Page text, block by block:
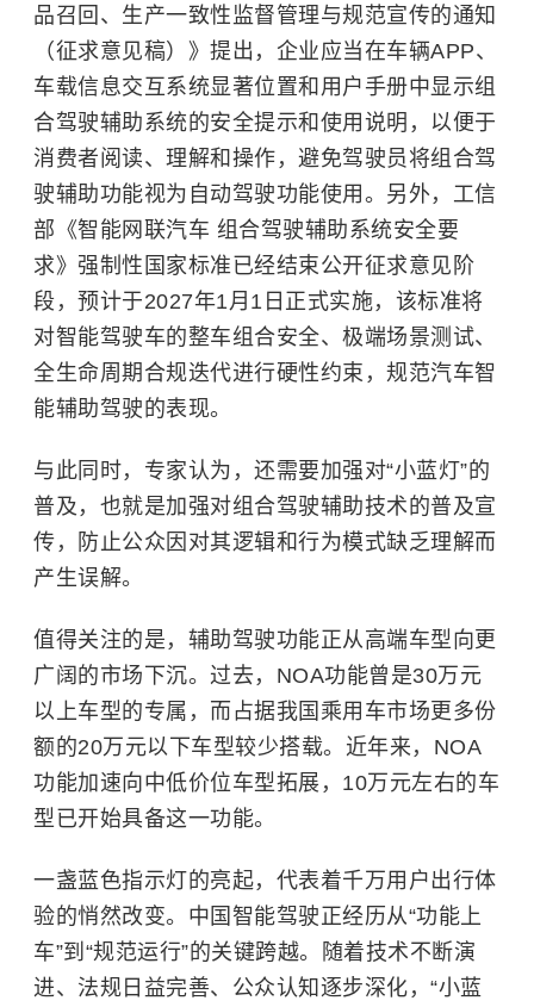
品召回、生产一致性监督管理与规范宣传的通知
（征求意见稿）》提出，企业应当在车辆APP、
车载信息交互系统显著位置和用户手册中显示组
合驾驶辅助系统的安全提示和使用说明，以便于
消费者阅读、理解和操作，避免驾驶员将组合驾
驶辅助功能视为自动驾驶功能使用。另外，工信
部《智能网联汽车 组合驾驶辅助系统安全要
求》强制性国家标准已经结束公开征求意见阶
段，预计于2027年1月1日正式实施，该标准将
对智能驾驶车的整车组合安全、极端场景测试、
全生命周期合规迭代进行硬性约束，规范汽车智
能辅助驾驶的表现。
与此同时，专家认为，还需要加强对“小蓝灯”的
普及，也就是加强对组合驾驶辅助技术的普及宣
传，防止公众因对其逻辑和行为模式缺乏理解而
产生误解。
值得关注的是，辅助驾驶功能正从高端车型向更
广阔的市场下沉。过去，NOA功能曾是30万元
以上车型的专属，而占据我国乘用车市场更多份
额的20万元以下车型较少搭载。近年来，NOA
功能加速向中低价位车型拓展，10万元左右的车
型已开始具备这一功能。
一盏蓝色指示灯的亮起，代表着千万用户出行体
验的悄然改变。中国智能驾驶正经历从“功能上
车”到“规范运行”的关键跨越。随着技术不断演
进、法规日益完善、公众认知逐步深化，“小蓝